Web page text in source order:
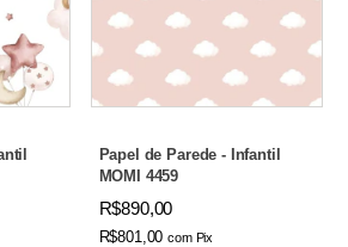
Papel de Parede - Infantil
MOMI 4459
R$890,00
R$801,00com Pix